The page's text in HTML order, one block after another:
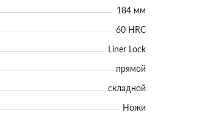
184 мм
60 HRC
Liner Lock
прямой
складной
Ножи